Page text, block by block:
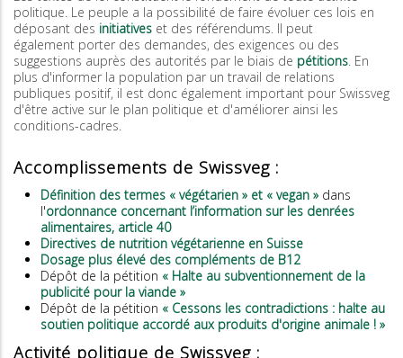
politique. Le peuple a la possibilité de faire évoluer ces lois en
déposant des initiatives et des référendums. Il peut
également porter des demandes, des exigences ou des
suggestions auprès des autorités par le biais de pétitions . En
plus d'informer la population par un travail de relations
publiques positif, il est donc également important pour Swissveg
d'être active sur le plan politique et d'améliorer ainsi les
conditions-cadres.
Accomplissements de Swissveg :
Définition des termes « végétarien » et « vegan » dans
l'ordonnance concernant l’information sur les denrées
alimentaires, article 40
Directives de nutrition végétarienne en Suisse
Dosage plus élevé des compléments de B12
Dépôt de la pétition « Halte au subventionnement de la
publicité pour la viande »
Dépôt de la pétition « Cessons les contradictions : halte au
soutien politique accordé aux produits d'origine animale ! »
Activité politique de Swissveg :